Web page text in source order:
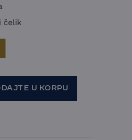
čelik
- Afina količina
U KORPU